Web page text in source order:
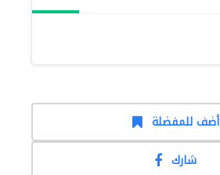
أضف للمفضلة
شارك